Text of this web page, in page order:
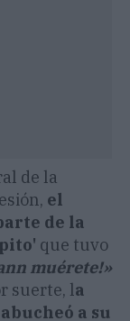
de la
el
de la
que tuvo
muérete!»
suerte, la
a su